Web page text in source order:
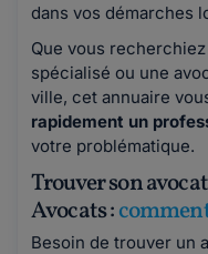
dans vos démarches
Que vous
spécialisé ou une
ville, cet annuaire
rapidement un
votre problématique.
Trouver son
Avocats :
Besoin de trouver un